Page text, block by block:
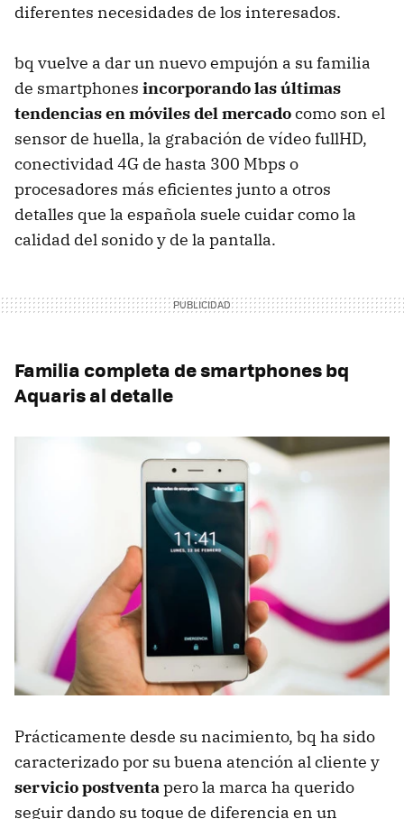
diferentes necesidades de los interesados.
bq vuelve a dar un nuevo empujón a su familia
de smartphones incorporando las últimas
tendencias en móviles del mercadocomo son el
sensor de huella, la grabación de vídeo fullHD,
conectividad 4G de hasta 300 Mbps o
procesadores más eficientes junto a otros
detalles que la española suele cuidar como la
calidad del sonido y de la pantalla.
Familia completa de smartphones bq
Aquaris al detalle
Prácticamente desde su nacimiento, bq ha sido
caracterizado por su buena atención al cliente y
servicio postventapero la marca ha querido
seguir dando su toque de diferencia en un